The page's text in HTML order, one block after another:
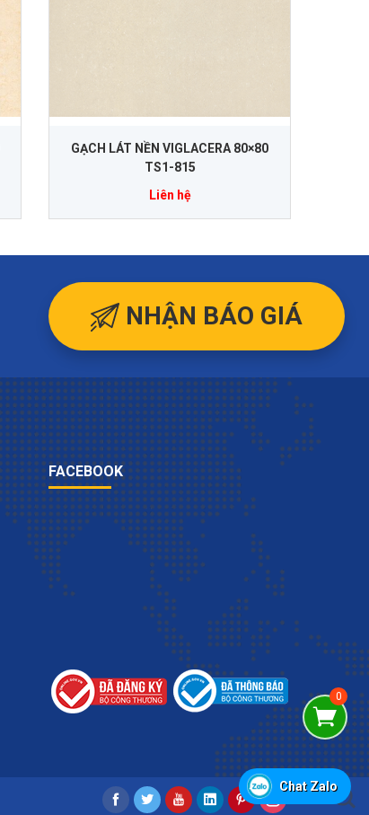
GẠCH LÁT NỀN VIGLACERA 80×80
TS1-815
Liên hệ
NHẬN BÁO GIÁ
FACEBOOK
Chat Zalo